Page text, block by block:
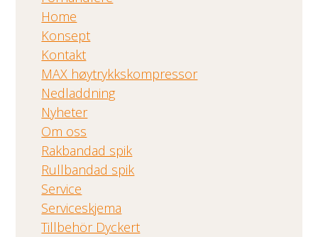
Home
Konsept
Kontakt
MAX høytrykkskompressor
Nedladdning
Nyheter
Om oss
Rakbandad spik
Rullbandad spik
Service
Serviceskjema
Tillbehör Dyckert